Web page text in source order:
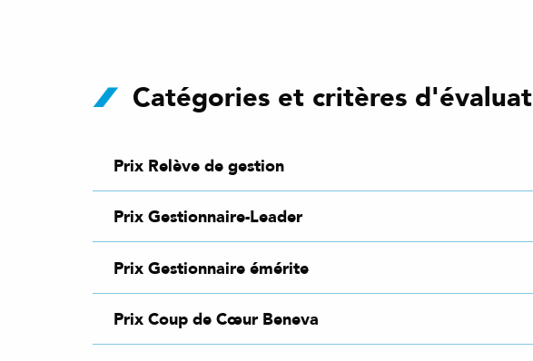
Catégories et critères
Prix Relève de gestion
Prix Gestionnaire-Leader
Prix Gestionnaire émérite
Prix Coup de Cœur Beneva